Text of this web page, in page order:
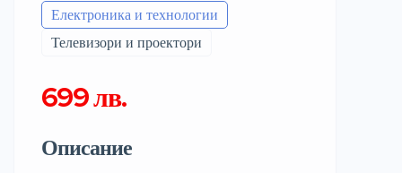
Електроника и технологии
Телевизори и проектори
699 лв.
Описание